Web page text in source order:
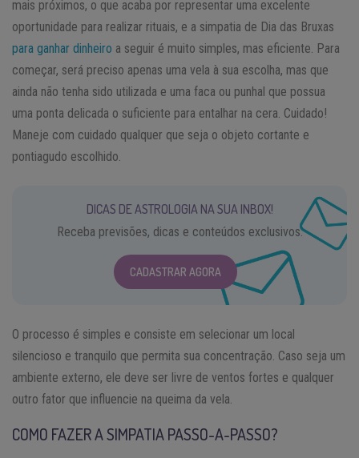
mais próximos, o que acaba por representar uma excelente
oportunidade para realizar rituais, e a simpatia de Dia das Bruxas
para ganhar dinheiro a seguir é muito simples, mas eficiente. Para
começar, será preciso apenas uma vela à sua escolha, mas que
ainda não tenha sido utilizada e uma faca ou punhal que possua
uma ponta delicada o suficiente para entalhar na cera. Cuidado!
Maneje com cuidado qualquer que seja o objeto cortante e
pontiagudo escolhido.
DICAS DE ASTROLOGIA NA SUA INBOX!
Receba previsões, dicas e conteúdos exclusivos.
CADASTRAR AGORA
O processo é simples e consiste em selecionar um local
silencioso e tranquilo que permita sua concentração. Caso seja um
ambiente externo, ele deve ser livre de ventos fortes e qualquer
outro fator que influencie na queima da vela.
COMO FAZER A SIMPATIA PASSO-A-PASSO?